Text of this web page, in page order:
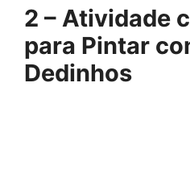
2 – Atividade
para Pintar
Dedinhos